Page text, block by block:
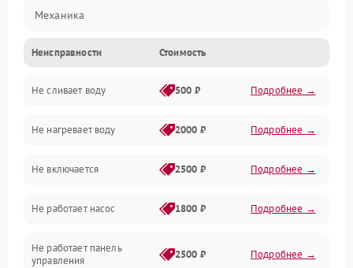
Механика
Управление
Электропитание
Датчики
Нагрев
Вода
Гигиена
Неисправности Стоимость
Не сливает воду 500 ₽ Подробнее →
Не нагревает воду 2000 ₽ Подробнее →
Не включается 2500 ₽ Подробнее →
Не работает насос 1800 ₽ Подробнее →
Не работает панель
управления
2500 ₽ Подробнее →